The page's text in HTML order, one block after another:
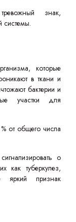
знак,
системы.
которые
в ткани и
бактерии и
участки для
от общего числа
о
как туберкулез,
яркий признак